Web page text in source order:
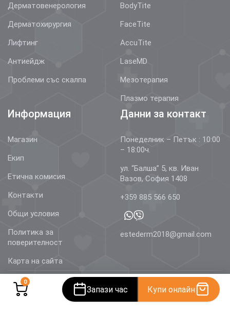
0
Запази час Купи онлайн
Дерматовенерология
Дерматохирургия
Лифтинг
Антиейдж
Проблеми със скалпа
BodyTite
FaceTite
AccuTite
LaseMD
Мезотерапия
Плазмо терапия
Информация
Магазин
Екип
Етична комисия
Контакти
Общи условия
Политика за
поверителност
Карта на сайта
Данни за контакт
Понеделник – Петък : 10:00
– 18:00ч.
ул. “Балша” 5, кв. Иван
Вазов, София 1408
+359 885 566 650
estederm2018@gmail.com